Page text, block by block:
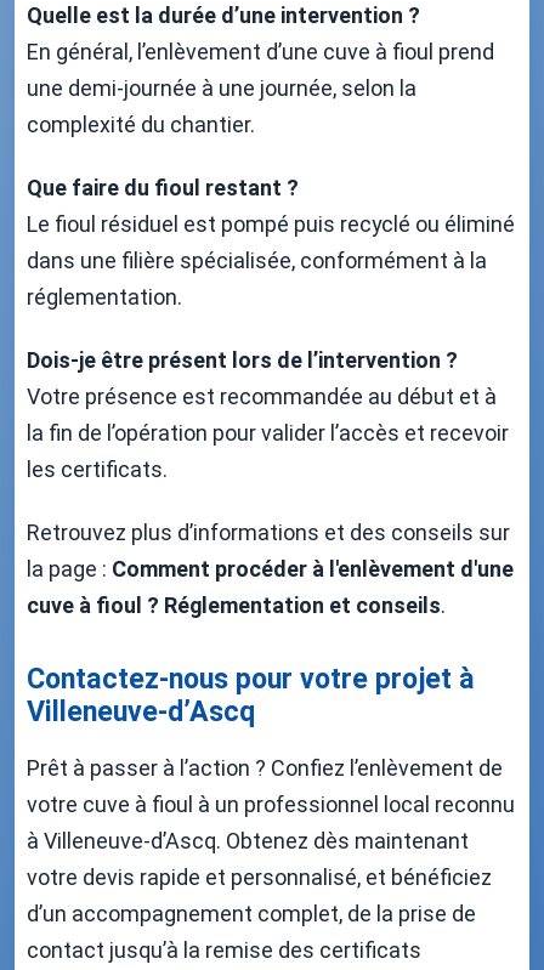
Quelle est la durée d’une intervention ?
En général, l’enlèvement d’une cuve à fioul prend
une demi-journée à une journée, selon la
complexité du chantier.
Que faire du fioul restant ?
Le fioul résiduel est pompé puis recyclé ou éliminé
dans une filière spécialisée, conformément à la
réglementation.
Dois-je être présent lors de l’intervention ?
Votre présence est recommandée au début et à
la fin de l’opération pour valider l’accès et recevoir
les certificats.
Retrouvez plus d’informations et des conseils sur
la page : Comment procéder à l'enlèvement d'une
cuve à fioul ? Réglementation et conseils.
Contactez-nous pour votre projet à
Villeneuve-d’Ascq
Prêt à passer à l’action ? Confiez l’enlèvement de
votre cuve à fioul à un professionnel local reconnu
à Villeneuve-d’Ascq. Obtenez dès maintenant
votre devis rapide et personnalisé, et bénéficiez
d’un accompagnement complet, de la prise de
contact jusqu’à la remise des certificats